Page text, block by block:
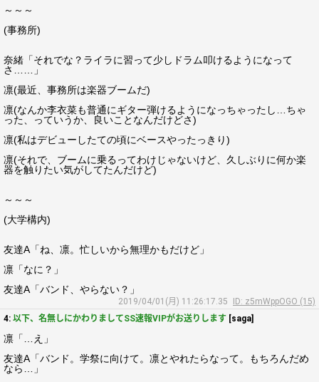
～～～
(事務所)
奈緒「それでな？ライラに習って少しドラム叩けるようになって
さ……」
凛(最近、事務所は楽器ブームだ)
凛(なんか李衣菜も普通にギター弾けるようになっちゃったし…ちゃ
った、っていうか、良いことなんだけどさ)
凛(私はデビューしたての頃にベースやったっきり)
凛(それで、ブームに乗るってわけじゃないけど、久しぶりに何か楽
器を触りたい気がしてたんだけど)
～～～
(大学構内)
友達A「ね、凛。忙しいから無理かもだけど」
凛「なに？」
友達A「バンド、やらない？」
2019/04/01(月) 11:26:17.35
ID: z5mWppOGO (15)
4: 以下、名無しにかわりましてSS速報VIPがお送りします [saga]
凛「…え」
友達A「バンド。学祭に向けて。凛とやれたらなって。もちろんだめ
なら…」